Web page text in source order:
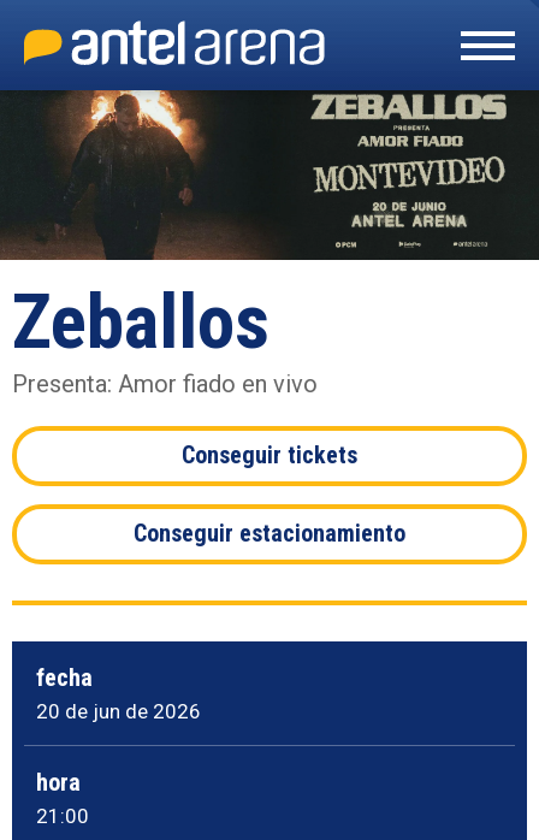
content
Zeballos
Presenta: Amor fiado en vivo
Conseguir tickets
Conseguir estacionamiento
fecha
20 de jun de 2026
hora
21:00